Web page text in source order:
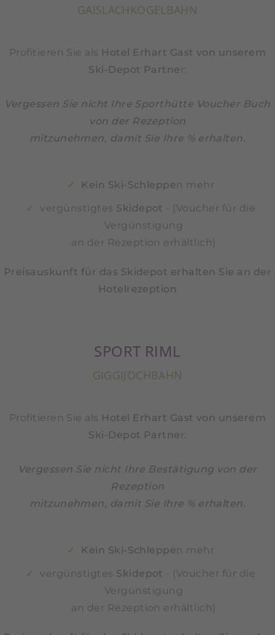
GAISLACHKOGELBAHN
Profitieren Sie als Hotel Erhart Gast von unserem
Ski-Depot Partne r:
Vergessen Sie nicht Ihre Sporthütte Voucher Buch
von der Rezeption
mitzunehmen, damit Sie Ihre % erhalten.
Kein Ski-Schleppen mehr
vergünstigtes Skidepot - (Voucher für die
Vergünstigung
an der Rezeption erhältlich)
Preisauskunft für das Skidepot erhalten Sie an der
Hotelrezeption
SPORT RIML
GIGGIJOCHBAHN
Profitieren Sie als Hotel Erhart Gast von unserem
Ski-Depot Partne r:
Vergessen Sie nicht Ihre Bestätigung von der
Rezeption
mitzunehmen, damit Sie Ihre % erhalten.
Kein Ski-Schleppen mehr
vergünstigtes Skidepot - (Voucher für die
Vergünstigung
an der Rezeption erhältlich)